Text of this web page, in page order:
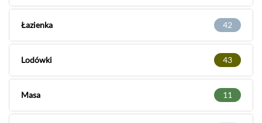
Łazienka 42
Lodówki 43
Masa 11